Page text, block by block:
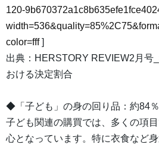
120-
color=fff]
出典：HERSTORY REVIEW2月号
おける決定割合
◆「子ども」の身の回り品：約84
子ども関連の購買では、多くの項
心となっています。特に衣食など